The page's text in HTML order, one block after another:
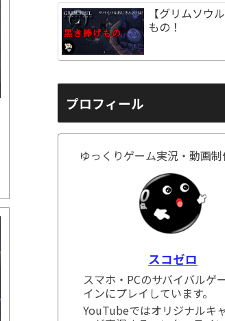
【グリムソウ
もの！
プロフィール
ゆっくりゲーム実況・動画
スコゼロ
スマホ・PCのサバイバルゲ
インにプレイしています。
YouTubeではオリジナルキ